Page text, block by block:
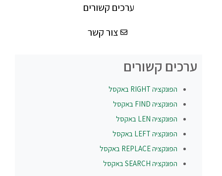
ערכים קשורים
צור קשר
ערכים קשורים
הפונקציה RIGHT באקסל
הפונקציה FIND באקסל
הפונקציה LEN באקסל
הפונקציה LEFT באקסל
הפונקציהREPLACE באקסל
הפונקציה SEARCH באקסל